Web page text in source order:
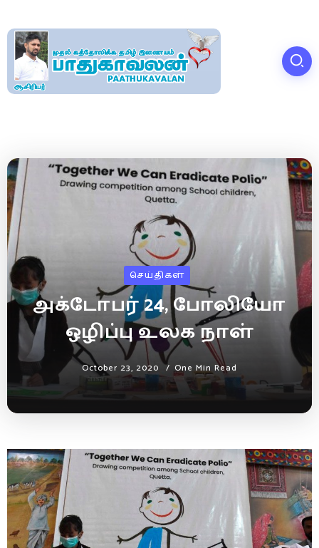
செய்திகள்
அக்டோபர் 24, போலியோ
ஒழிப்பு உலக நாள்
October 23, 2020 One Min Read